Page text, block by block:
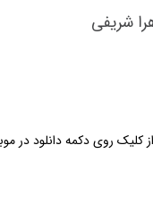
شریفی
روی دکمه دانلود در